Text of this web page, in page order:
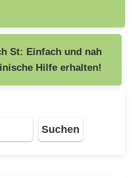
St: Einfach und nah
Hilfe erhalten!
Suchen